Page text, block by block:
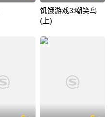
饥饿游戏3:嘲笑鸟
(上)